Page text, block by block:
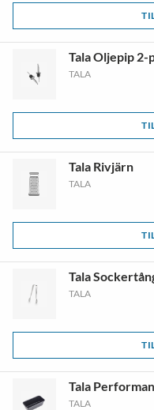
Tala Oljepip 2-
TALA
Tala Rivjärn
TALA
Tala
TALA
Tala
TALA